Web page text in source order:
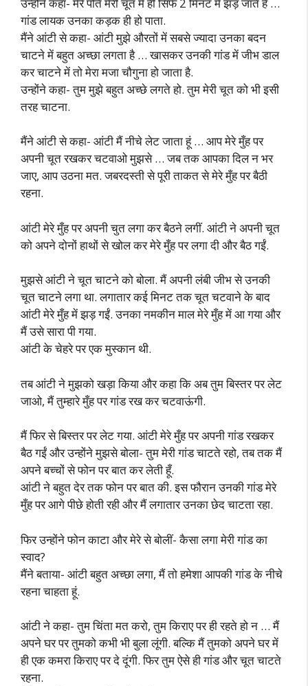
गांड लायक उनका कड़क ही हो पाता.
मैंने आंटी से कहा- आंटी मुझे औरतों में सबसे ज्यादा उनका बदन
चाटने में बहुत अच्छा लगता है … खासकर उनकी गांड में जीभ डाल
कर चाटने में तो मेरा मजा चौगुना हो जाता है.
उन्होंने कहा- तुम मुझे बहुत अच्छे लगते हो. तुम मेरी चूत को भी इसी
तरह चाटना.
मैंने आंटी से कहा- आंटी मैं नीचे लेट जाता हूं … आप मेरे मुँह पर
अपनी चूत रखकर चटवाओ मुझसे … जब तक आपका दिल न भर
जाए, आप उठना मत. जबरदस्ती से पूरी ताकत से मेरे मुँह पर बैठी
रहना.
आंटी मेरे मुँह पर अपनी चुत लगा कर बैठने लगीं. आंटी ने अपनी चूत
को अपने दोनों हाथों से खोल कर मेरे मुँह पर लगा दी और बैठ गईं.
मुझसे आंटी ने चूत चाटने को बोला. मैं अपनी लंबी जीभ से उनकी
चूत चाटने लगा था. लगातार कई मिनट तक चूत चटवाने के बाद
आंटी मेरे मुँह में झड़ गईं. उनका नमकीन माल मेरे मुँह में आ गया और
मैं उसे सारा पी गया.
आंटी के चेहरे पर एक मुस्कान थी.
तब आंटी ने मुझको खड़ा किया और कहा कि अब तुम बिस्तर पर लेट
जाओ, मैं तुम्हारे मुँह पर गांड रख कर चटवाऊंगी.
मैं फिर से बिस्तर पर लेट गया. आंटी मेरे मुँह पर अपनी गांड रखकर
बैठ गईं और उन्होंने मुझसे बोला- तुम मेरी गांड चाटते रहो, तब तक मैं
अपने बच्चों से फोन पर बात कर लेती हूँ.
आंटी ने बहुत देर तक फोन पर बात की. इस फौरान उनकी गांड मेरे
मुँह पर आगे पीछे होती रही और मैं लगातार उनका छेद चाटता रहा.
फिर उन्होंने फोन काटा और मेरे से बोलीं- कैसा लगा मेरी गांड का
स्वाद?
मैंने बताया- आंटी बहुत अच्छा लगा, मैं तो हमेशा आपकी गांड के नीचे
रहना चाहता हूं.
आंटी ने कहा- तुम चिंता मत करो, तुम किराए पर ही रहते हो न … मैं
अपने घर पर तुमको कभी भी बुला लूंगी. बल्कि मैं तुमको अपने घर में
ही एक कमरा किराए पर दे दूंगी. फिर तुम ऐसे ही गांड और चूत चाटते
रहना.